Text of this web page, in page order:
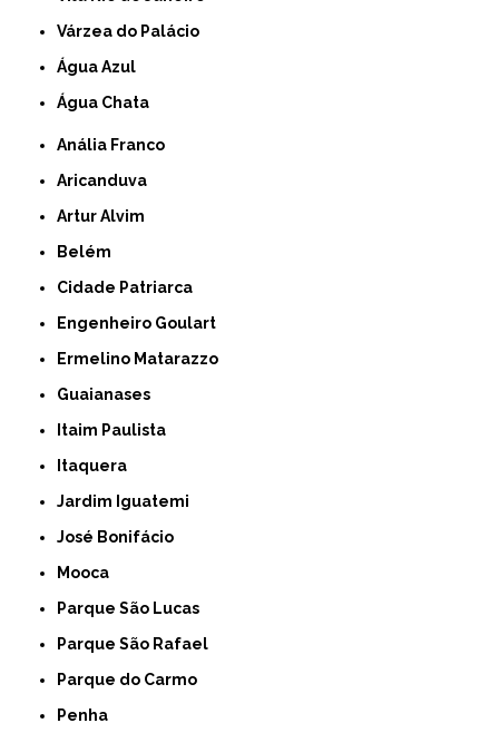
Várzea do Palácio
Água Azul
Água Chata
Anália Franco
Aricanduva
Artur Alvim
Belém
Cidade Patriarca
Engenheiro Goulart
Ermelino Matarazzo
Guaianases
Itaim Paulista
Itaquera
Jardim Iguatemi
José Bonifácio
Mooca
Parque São Lucas
Parque São Rafael
Parque do Carmo
Penha